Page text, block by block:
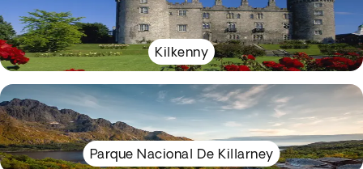
Kilkenny
Parque Nacional De Killarney